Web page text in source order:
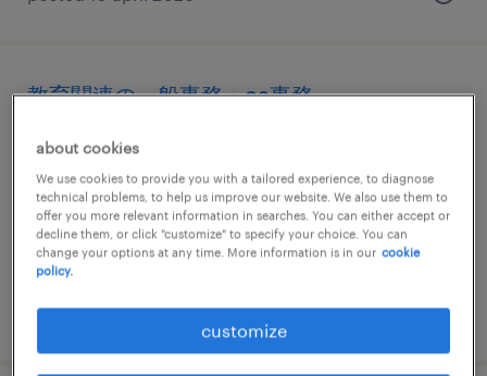
教育関連の一般事務・oa事務
群馬県桐生市, 群馬県
permanent
¥250,000 per month
posted 9 april 2026
about cookies
We use cookies to provide you with a tailored experience, to diagnose
technical problems, to help us improve our website. We also use them to
offer you more relevant information in searches. You can either accept or
decline them, or click "customize" to specify your choice. You can
change your options at any time. More information is in our cookie
policy.
customize